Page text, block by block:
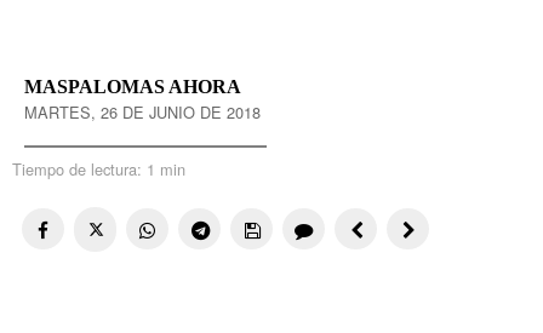
MASPALOMAS AHORA
MARTES, 26 DE JUNIO DE 2018
Tiempo de lectura: 1 min